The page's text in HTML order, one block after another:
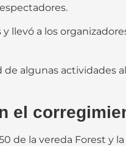
a los
algunas actividades
el
de la vereda Forest y